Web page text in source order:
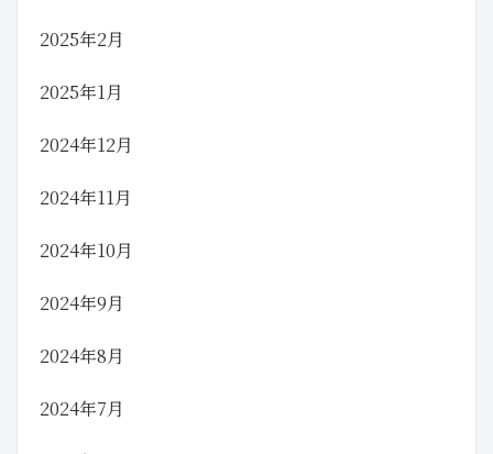
2025年2月
2025年1月
2024年12月
2024年11月
2024年10月
2024年9月
2024年8月
2024年7月